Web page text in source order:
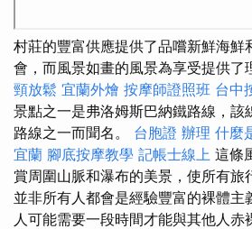
村莊的豐富供應提供了品嚐新鮮海鮮
會，而風景如畫的風景為享受提供了
頸放鬆 宜蘭外燴 按摩師證照班 台中
景點之一是弗洛姆斯巴納鐵路線，該
路線之一而聞名。 台胞證 辦理 什麼
宜蘭 腳底按摩教學 記帳士線上 這條
賞周圍山脈和瀑布的美景，使所有旅
並非所有人都會是經驗豐富的裸體主
人可能需要一段時間才能與其他人赤